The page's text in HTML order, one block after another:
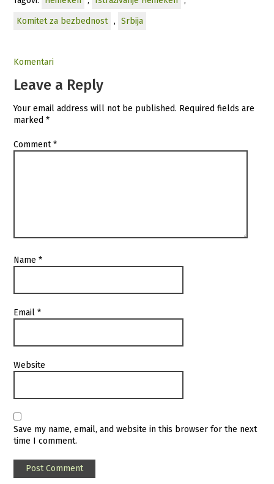
Komitet za bezbednost , Srbija
Komentari
Leave a Reply
Your email address will not be published. Required fields are
marked*
Comment*
Name*
Email*
Website
Save my name, email, and website in this browser for the next
time I comment.